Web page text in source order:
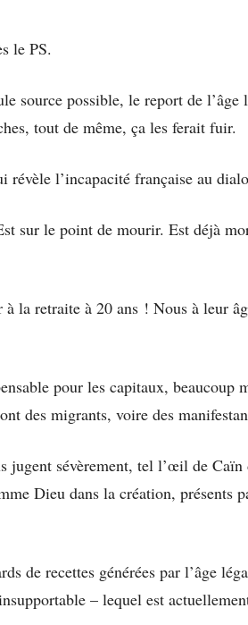
le PS.
source possible, le report de l’âge
tout de même, ça les ferait fuir.
révèle l’incapacité française au
sur le point de mourir. Est déjà
à la retraite à 20 ans ! Nous à leur
pour les capitaux, beaucoup
des migrants, voire des
jugent sévèrement, tel l’œil de Caïn
Dieu dans la création, présents
de recettes générées par l’âge
– lequel est